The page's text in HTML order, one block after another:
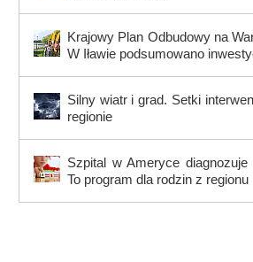
Krajowy Plan Odbudowy na
W Iławie podsumowano
Silny wiatr i grad. Setki
regionie
Szpital w Ameryce
To program dla rodzin z regionu